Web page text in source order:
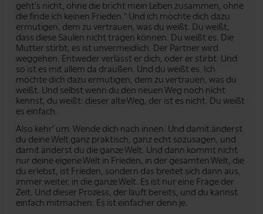
geht's nicht, ohne die bricht mein Leben zusammen, ohne
die finde ich keinen Frieden." Und ich möchte dich dazu
ermutigen, dem zu vertrauen, was du weißt. Du weißt,
dass diese Säulen nicht tragen können. Du weißt es. Die
Mutter stirbt, es ist unvermeidlich. Der Partner wird
weggehen. Entweder verlässt er dich, oder er stirbt. Und
so ist es mit allem da draußen. Und du weißt es. Ich
möchte dich dazu ermutigen, dem zu vertrauen, was du
weißt. Und selbst wenn du den neuen Weg noch nicht
kennst, du weißt: dieser alte Weg, der ist es nicht. Du weißt
es einfach.
Also kehr' um. Wende dich nach innen. Und damit änderst
du deine Welt ganz praktisch, ganz echt sozusagen, und
damit änderst du die ganze Welt. Und dann kommt nicht
nur deine eigene Welt in Frieden, in der gesamten Welt, die
du erlebst, ist Frieden, sondern das breitet sich dann aus,
immer weiter, in die ganze Welt. Es ist nur eine Frage der
Zeit. Und dieser Prozess, der läuft bereits, und du kannst
einfach mitmachen. Es ist einfacher denn je.